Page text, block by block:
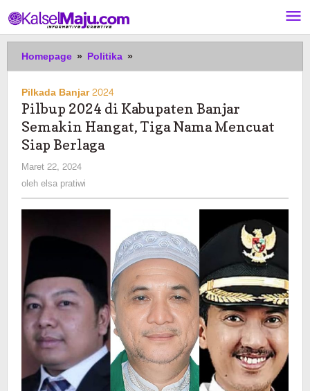
ke
konten
Homepage » Politika »
2024
Kabupaten
Banjar
Semakin
Siap
Pilkada Banjar 2024
Pilbup 2024 di Kabupaten Banjar
Semakin Hangat, Tiga Nama Mencuat
Siap Berlaga
Maret 22, 2024
olehelsa pratiwi